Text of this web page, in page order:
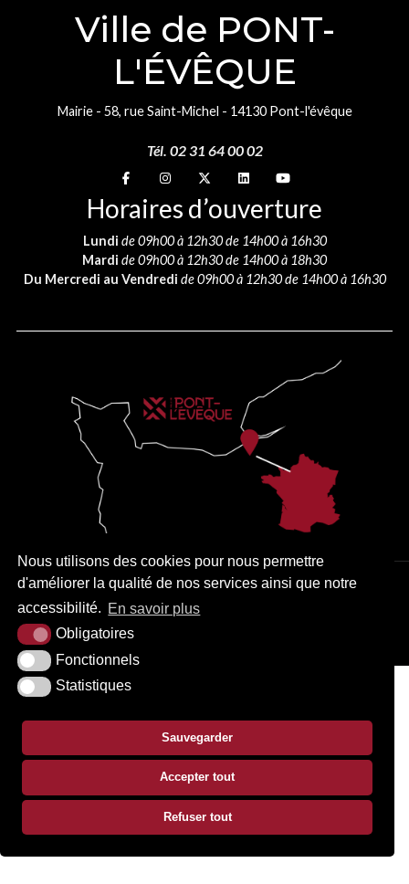
Nous utilisons des cookies pour nous permettre
d'améliorer la qualité de nos services ainsi que notre
accessibilité. En savoir plus
Obligatoires
Fonctionnels
Statistiques
Sauvegarder
Accepter tout
Refuser tout
Ville de PONT-
L'ÉVÊQUE
Mairie - 58, rue Saint-Michel - 14130 Pont-l'évêque
Tél. 02 31 64 00 02
Suivez-nous sur
Suivez-nous sur
Suivez-nous sur
Suivez-nous sur
Suivez-nous sur
Horaires d’ouverture
Lundi de 09h00 à 12h30 de 14h00 à 16h30
Mardi de 09h00 à 12h30 de 14h00 à 18h30
Du Mercredi au Vendredi de 09h00 à 12h30 de 14h00 à 16h30
PLAN DU SITE MENTIONS LÉGALES ACCESSIBILITÉ